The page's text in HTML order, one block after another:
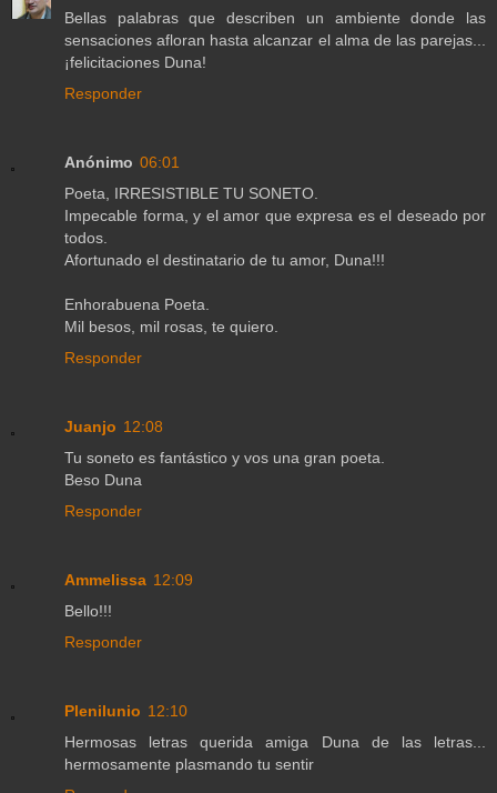
Bellas palabras que describen un ambiente donde las
sensaciones afloran hasta alcanzar el alma de las parejas...
¡felicitaciones Duna!
Responder
Anónimo 06:01
Poeta, IRRESISTIBLE TU SONETO.
Impecable forma, y el amor que expresa es el deseado por
todos.
Afortunado el destinatario de tu amor, Duna!!!
Enhorabuena Poeta.
Mil besos, mil rosas, te quiero.
Responder
Juanjo 12:08
Tu soneto es fantástico y vos una gran poeta.
Beso Duna
Responder
Ammelissa 12:09
Bello!!!
Responder
Plenilunio 12:10
Hermosas letras querida amiga Duna de las letras...
hermosamente plasmando tu sentir